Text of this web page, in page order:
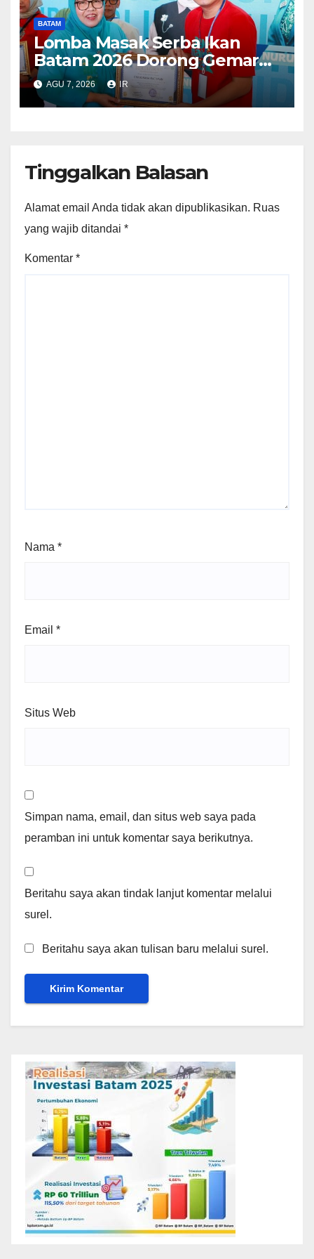
BATAM
Lomba Masak Serba Ikan
Batam 2026 Dorong Gemar
Makan Ikan
AGU 7, 2026 IR
Tinggalkan Balasan
Alamat email Anda tidak akan dipublikasikan. Ruas
yang wajib ditandai *
Komentar *
Nama *
Email *
Situs Web
Simpan nama, email, dan situs web saya pada
peramban ini untuk komentar saya berikutnya.
Beritahu saya akan tindak lanjut komentar melalui
surel.
Beritahu saya akan tulisan baru melalui surel.